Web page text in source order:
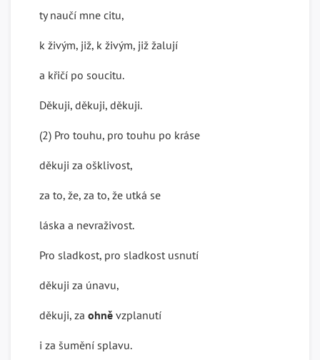
ty naučí mne citu,
k živým, již, k živým, již žalují
a křičí po soucitu.
Děkuji, děkuji, děkuji.
(2) Pro touhu, pro touhu po kráse
děkuji za ošklivost,
za to, že, za to, že utká se
láska a nevraživost.
Pro sladkost, pro sladkost usnutí
děkuji za únavu,
děkuji, za ohně vzplanutí
i za šumění splavu.